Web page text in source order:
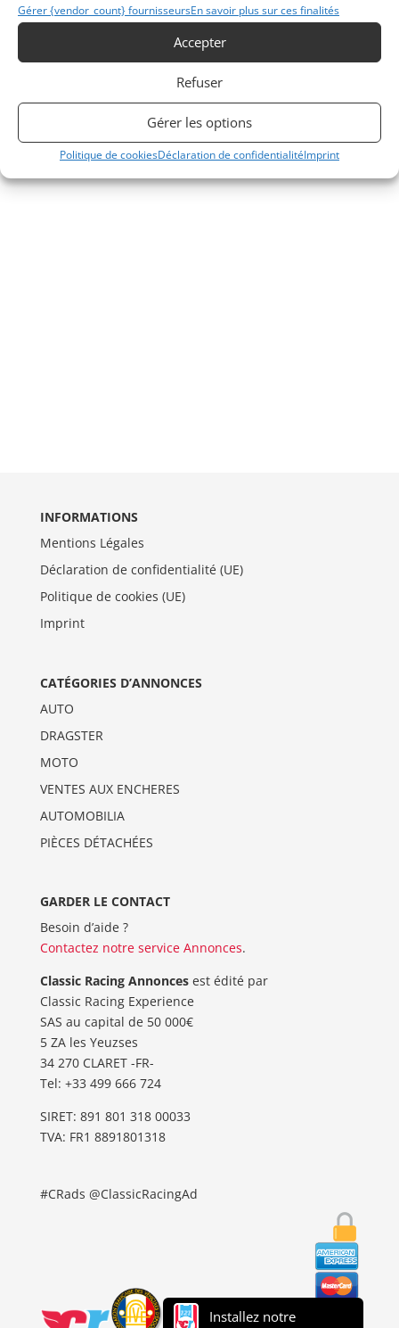
Gérer {vendor_count} fournisseursEn savoir plus sur ces finalités
Accepter
Refuser
Gérer les options
Politique de cookiesDéclaration de confidentialitéImprint
Vendu par : Gironde Grieul
INFORMATIONS
Mentions Légales
Déclaration de confidentialité (UE)
Politique de cookies (UE)
Imprint
CATÉGORIES D’ANNONCES
AUTO
DRAGSTER
MOTO
VENTES AUX ENCHERES
AUTOMOBILIA
PIÈCES DÉTACHÉES
GARDER LE CONTACT
Besoin d’aide ?
Contactez notre service Annonces.
Classic Racing Annoncesest édité par
Classic Racing Experience
SAS au capital de 50 000€
5 ZA les Yeuzses
34 270 CLARET -FR-
Tel: ‭+33 499 666 724‬
SIRET: 891 801 318 00033
TVA: FR1 8891801318
#CRads @ClassicRacingAd
Installez notre